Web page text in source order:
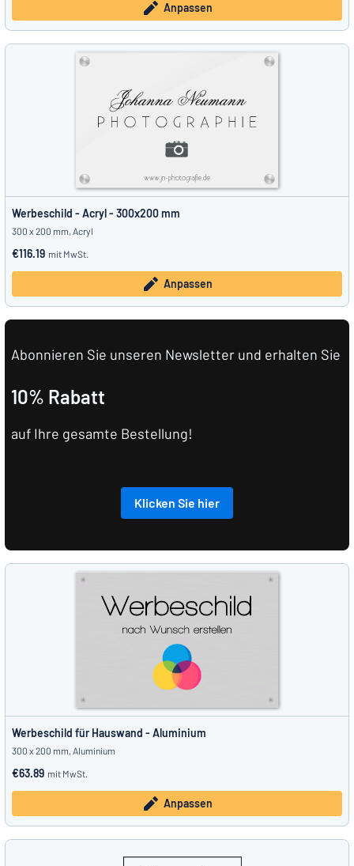
Anpassen
Werbeschild - Acryl - 300x200 mm
300 x 200 mm, Acryl
€116.19 mit MwSt.
Anpassen
Abonnieren Sie unseren Newsletter und erhalten Sie
10% Rabatt
auf Ihre gesamte Bestellung!
Klicken Sie hier
Werbeschild für Hauswand - Aluminium
300 x 200 mm, Aluminium
€63.89 mit MwSt.
Anpassen